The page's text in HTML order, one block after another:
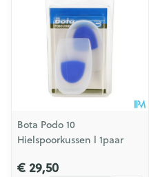
Bota Podo 10
Hielspoorkussen l 1paar
€ 29,50